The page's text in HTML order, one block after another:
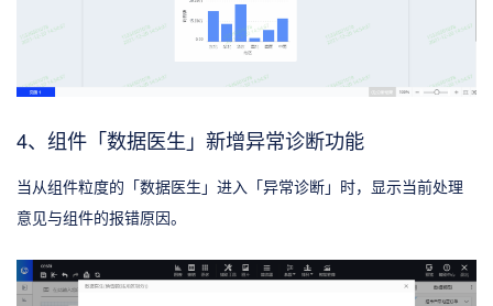
4、组件「数据医生」新增异常诊断功能
当从组件粒度的「数据医生」进入「异常诊断」时，显示当前处理
意见与组件的报错原因。